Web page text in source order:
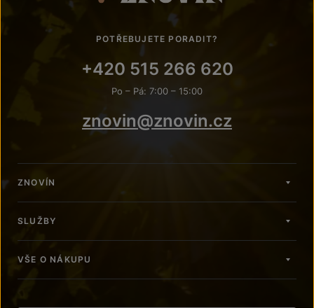
POTŘEBUJETE PORADIT?
+420 515 266 620
Po – Pá: 7:00 – 15:00
znovin@znovin.cz
ZNOVÍN
SLUŽBY
VŠE O NÁKUPU